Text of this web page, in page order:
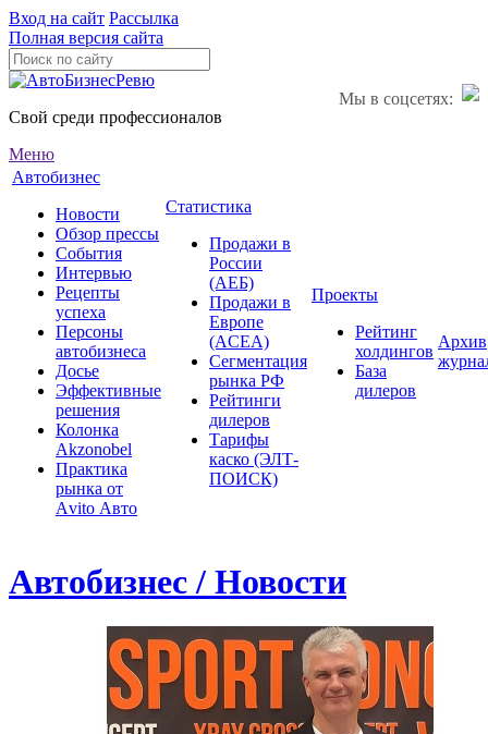
Вход на сайт Рассылка
Полная версия сайта
Мы в соцсетях:
Свой среди профессионалов
Меню
Автобизнес
Новости
Обзор прессы
События
Интервью
Рецепты
успеха
Персоны
автобизнеса
Досье
Эффективные
решения
Колонка
Akzonobel
Практика
рынка от
Аvito Авто
Статистика
Продажи в
России
(АЕБ)
Продажи в
Европе
(ACEA)
Сегментация
рынка РФ
Рейтинги
дилеров
Тарифы
каско (ЭЛТ-
ПОИСК)
Проекты
Рейтинг
холдингов
База
дилеров
Архив
Автобизнес / Новости